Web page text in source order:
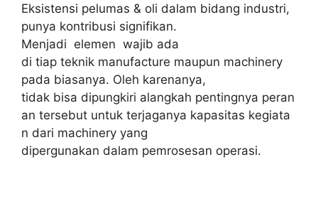
Eksistensi pelumas & oli dalam bidang industri,
punya kontribusi signifikan.
Menjadi elemen wajib ada
di tiap teknik manufacture maupun machinery
pada biasanya. Oleh karenanya,
tidak bisa dipungkiri alangkah pentingnya peran
an tersebut untuk terjaganya kapasitas kegiata
n dari machinery yang
dipergunakan dalam pemrosesan operasi.